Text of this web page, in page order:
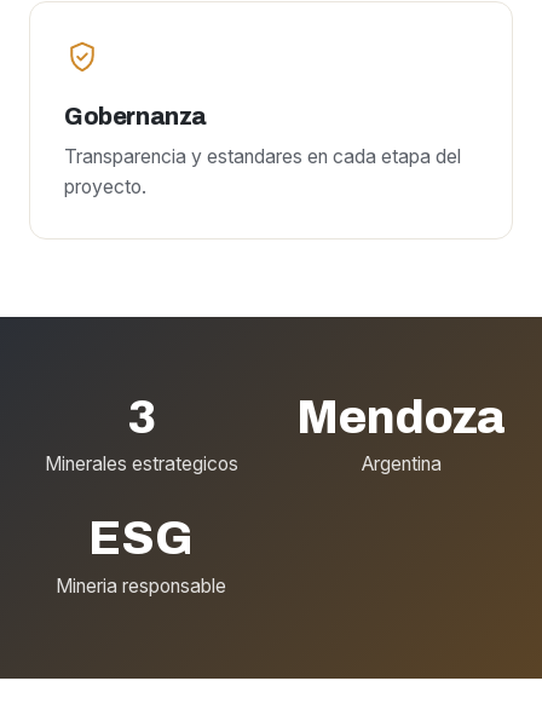
Gobernanza
Transparencia y estandares en cada etapa del
proyecto.
3
Minerales estrategicos
Mendoza
Argentina
ESG
Mineria responsable